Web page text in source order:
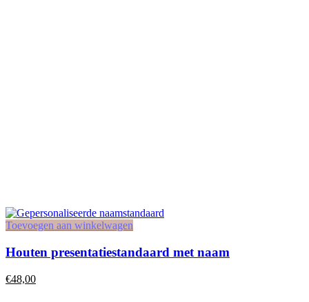
Toevoegen aan winkelwagen
Houten presentatiestandaard met naam
€48,00